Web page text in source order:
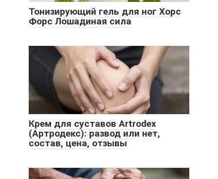
Тонизирующий гель для ног Хорс
Форс Лошадиная сила
Крем для суставов Artrodex
(Артродекс): развод или нет,
состав, цена, отзывы